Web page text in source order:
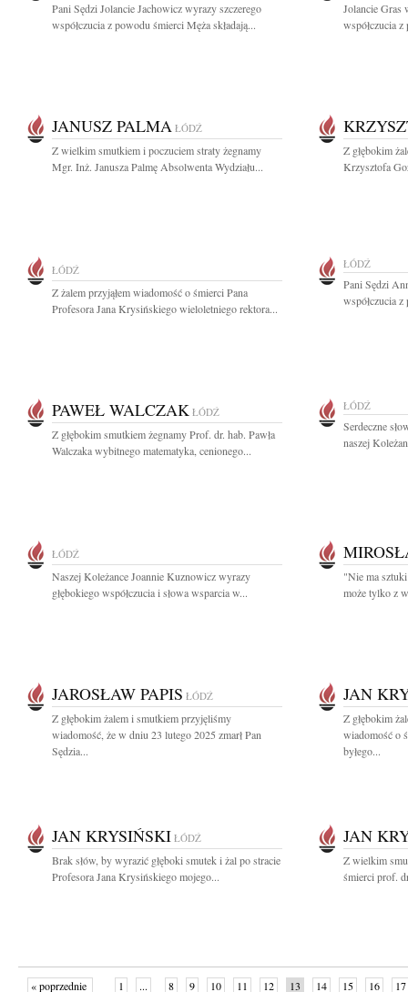
Pani Sędzi Jolancie Jachowicz wyrazy szczerego
współczucia z powodu śmierci Męża składają...
Jolancie Gras
współczucia
JANUSZ PALMA ŁÓDŹ
Z wielkim smutkiem i poczuciem straty żegnamy
Mgr. Inż. Janusza Palmę Absolwenta Wydziału...
Z głębokim
Krzysztofa
ŁÓDŹ
Z żalem przyjąłem wiadomość o śmierci Pana
Profesora Jana Krysińskiego wieloletniego rektora...
ŁÓDŹ
Pani Sędzi
współczucia
PAWEŁ WALCZAK ŁÓDŹ
Z głębokim smutkiem żegnamy Prof. dr. hab. Pawła
Walczaka wybitnego matematyka, cenionego...
ŁÓDŹ
Serdeczne
naszej
ŁÓDŹ
Naszej Koleżance Joannie Kuznowicz wyrazy
głębokiego współczucia i słowa wsparcia w...
"Nie ma
może tylko z
JAROSŁAW PAPIS ŁÓDŹ
Z głębokim żalem i smutkiem przyjęliśmy
wiadomość, że w dniu 23 lutego 2025 zmarł Pan
Sędzia...
JAN
Z głębokim
wiadomość o
byłego...
JAN KRYSIŃSKI ŁÓDŹ
Brak słów, by wyrazić głęboki smutek i żal po stracie
Profesora Jana Krysińskiego mojego...
JAN
Z wielkim
śmierci prof.
« poprzednie 1 ... 8 9 10 11 12 13 14 15 16 17